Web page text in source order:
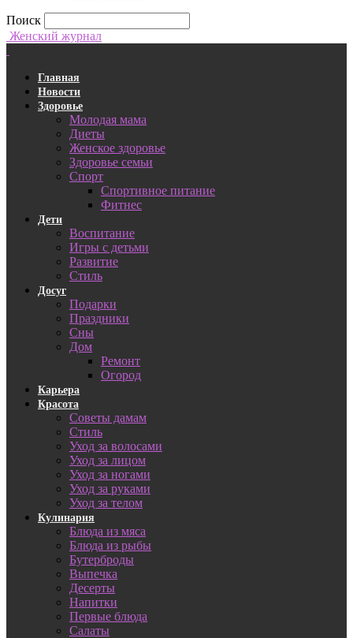
Поиск
Женский журнал
Главная
Новости
Здоровье
Молодая мама
Диеты
Женское здоровье
Здоровье семьи
Спорт
Спортивное питание
Фитнес
Дети
Воспитание
Игры с детьми
Развитие
Стиль
Досуг
Подарки
Праздники
Сны
Дом
Ремонт
Огород
Карьера
Красота
Советы дамам
Стиль
Уход за волосами
Уход за лицом
Уход за ногами
Уход за руками
Уход за телом
Кулинария
Блюда из мяса
Блюда из рыбы
Бутерброды
Выпечка
Десерты
Напитки
Первые блюда
Салаты